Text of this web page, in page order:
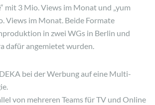
mit 3 Mio. Views im Monat und „yum
Views im Monat. Beide Formate
in zwei WGs in Berlin und
dafür angemietet wurden.
bei der Werbung auf eine Multi-
von mehreren Teams für TV und Online